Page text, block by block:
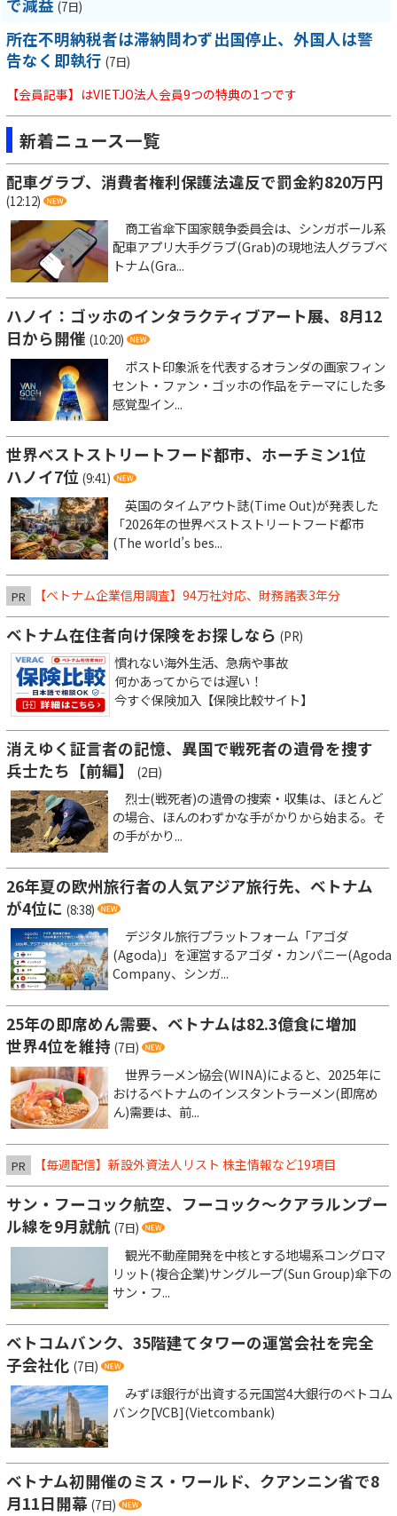
で減益 (7日)
所在不明納税者は滞納問わず出国停止、外国人は警
告なく即執行 (7日)
【会員記事】はVIETJO法人会員9つの特典の1つです
新着ニュース一覧
配車グラブ、消費者権利保護法違反で罰金約820万円
(12:12)
商工省傘下国家競争委員会は、シンガポール系
配車アプリ大手グラブ(Grab)の現地法人グラブベ
トナム(Gra...
ハノイ：ゴッホのインタラクティブアート展、8月12
日から開催 (10:20)
ポスト印象派を代表するオランダの画家フィン
セント・ファン・ゴッホの作品をテーマにした多
感覚型イン...
世界ベストストリートフード都市、ホーチミン1位
ハノイ7位 (9:41)
英国のタイムアウト誌(Time Out)が発表した
「2026年の世界ベストストリートフード都市
(The world’s bes...
PR 【ベトナム企業信用調査】94万社対応、財務諸表3年分
ベトナム在住者向け保険をお探しなら (PR)
慣れない海外生活、急病や事故
何かあってからでは遅い！
今すぐ保険加入【保険比較サイト】
消えゆく証言者の記憶、異国で戦死者の遺骨を捜す
兵士たち【前編】
(2日)
烈士(戦死者)の遺骨の捜索・収集は、ほとんど
の場合、ほんのわずかな手がかりから始まる。そ
の手がかり...
26年夏の欧州旅行者の人気アジア旅行先、ベトナム
が4位に (8:38)
デジタル旅行プラットフォーム「アゴダ
(Agoda)」を運営するアゴダ・カンパニー(Agoda
Company、シンガ...
25年の即席めん需要、ベトナムは82.3億食に増加
世界4位を維持 (7日)
世界ラーメン協会(WINA)によると、2025年に
おけるベトナムのインスタントラーメン(即席め
ん)需要は、前...
PR 【毎週配信】新設外資法人リスト 株主情報など19項目
サン・フーコック航空、フーコック～クアラルンプー
ル線を9月就航 (7日)
観光不動産開発を中核とする地場系コングロマ
リット(複合企業)サングループ(Sun Group)傘下の
サン・フ...
ベトコムバンク、35階建てタワーの運営会社を完全
子会社化 (7日)
みずほ銀行が出資する元国営4大銀行のベトコム
バンク[VCB](Vietcombank)
ベトナム初開催のミス・ワールド、クアンニン省で8
月11日開幕 (7日)